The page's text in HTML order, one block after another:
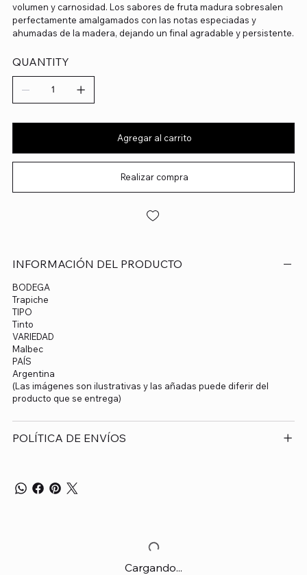
volumen y carnosidad. Los sabores de fruta madura sobresalen
perfectamente amalgamados con las notas especiadas y
ahumadas de la madera, dejando un final agradable y persistente.
QUANTITY
Agregar al carrito
Realizar compra
INFORMACIÓN DEL PRODUCTO
BODEGA
Trapiche
TIPO
Tinto
VARIEDAD
Malbec
PAÍS
Argentina
(Las imágenes son ilustrativas y las añadas puede diferir del
producto que se entrega)
POLÍTICA DE ENVÍOS
Cargando...